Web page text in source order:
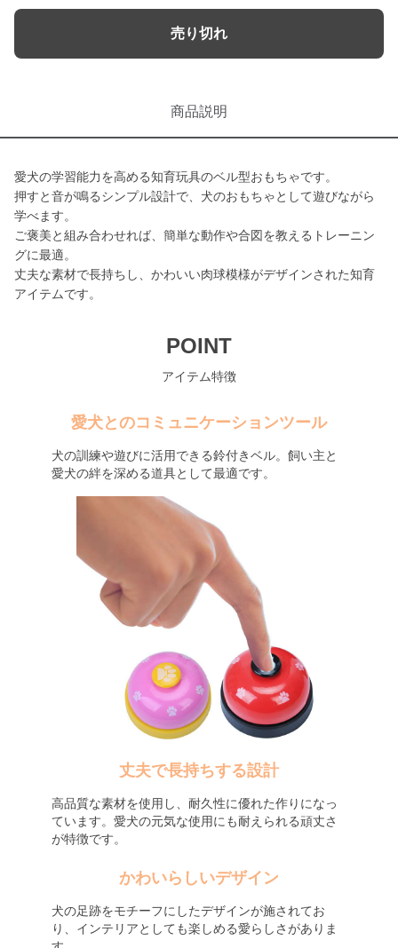
売り切れ
商品説明
愛犬の学習能力を高める知育玩具のベル型おもちゃです。
押すと音が鳴るシンプル設計で、犬のおもちゃとして遊びながら
学べます。
ご褒美と組み合わせれば、簡単な動作や合図を教えるトレーニン
グに最適。
丈夫な素材で長持ちし、かわいい肉球模様がデザインされた知育
アイテムです。
POINT
アイテム特徴
愛犬とのコミュニケーションツール
犬の訓練や遊びに活用できる鈴付きベル。飼い主と
愛犬の絆を深める道具として最適です。
丈夫で長持ちする設計
高品質な素材を使用し、耐久性に優れた作りになっ
ています。愛犬の元気な使用にも耐えられる頑丈さ
が特徴です。
かわいらしいデザイン
犬の足跡をモチーフにしたデザインが施されてお
り、インテリアとしても楽しめる愛らしさがありま